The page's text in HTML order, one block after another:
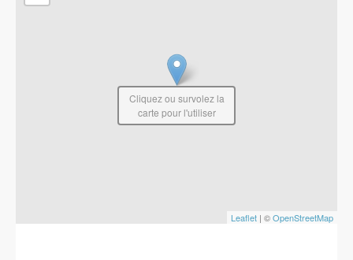
Leaflet | ©OpenStreetMap
Cliquez ou survolez la
carte pour l'utiliser